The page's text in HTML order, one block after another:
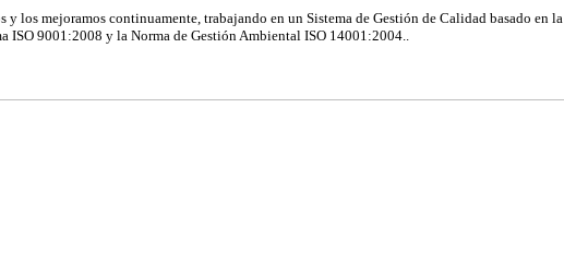
y los mejoramos continuamente, trabajando en un Sistema de Gestión de Calidad basado en la
ISO 9001:2008 y la Norma de Gestión Ambiental ISO 14001:2004..